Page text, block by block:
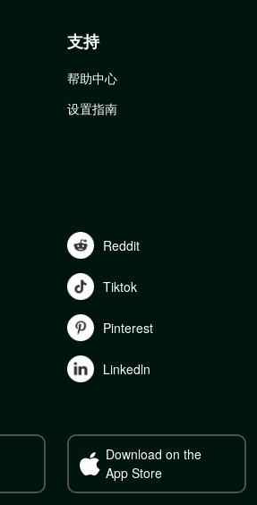
支持
帮助中心
设置指南
Reddit
Tiktok
Pinterest
Linkedln
Download on the
App Store